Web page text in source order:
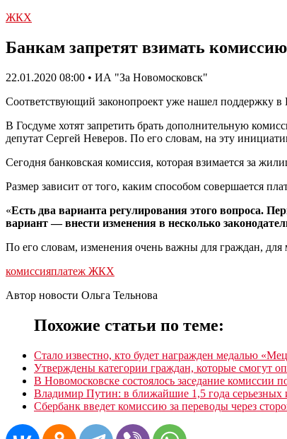
ЖКХ
Банкам запретят взимать
22.01.2020 08:00 • ИА "За Новомосковск"
Соответствующий законопроект уже нашел поддержку в
В Госдуме хотят запретить брать дополнительную
депутат Сергей Неверов. По его словам, на эту
Сегодня банковская комиссия, которая взимается за
Размер зависит от того, каким способом совершается
«Есть два варианта регулирования этого вопроса.
вариант — внести изменения в несколько
По его словам, изменения очень важны для граждан, для
комиссияплатеж ЖКХ
Автор новости Ольга Тельнова
Похожие статьи по теме:
Стало известно, кто будет награжден медалью
Утверждены категории граждан, которые смогут
В Новомосковске состоялось заседание комиссии
Владимир Путин: в ближайшие 1,5 года
Сбербанк введет комиссию за переводы через